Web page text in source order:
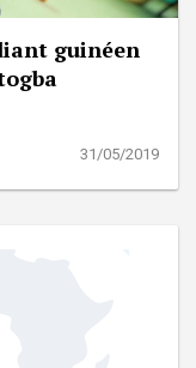
guinéen
31/05/2019